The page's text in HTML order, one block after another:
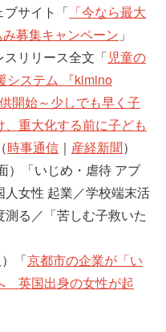
サイト「 「今なら最大
募集キャンペーン 」
リリース全文「児童の
システム 『kimino
開始～少しでも早く子
重大化する前に子ども
時事通信 ｜ 産経新聞）
）「いじめ・虐待 アプ
人女性 起業／学校端末活
る／「苦しむ子救いた
「京都市の企業が「い
英国出身の女性が起